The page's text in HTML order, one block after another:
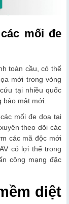
mối đe
toàn cầu, có thể
mới trong vòng
tại nhiều quốc
bảo mật mới.
mối đe dọa tại
theo dõi các
các mã độc mới
có lợi thế trong
công mạng đặc
diệt